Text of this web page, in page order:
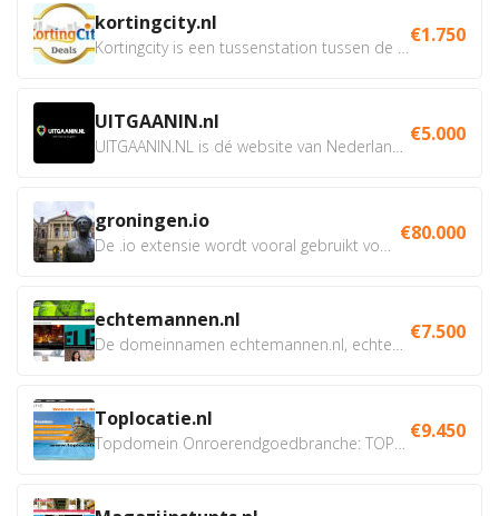
kortingcity.nl €1.750
UITGAANIN.nl €5.000
groningen.io €80.000
echtemannen.nl €7.500
Toplocatie.nl €9.450